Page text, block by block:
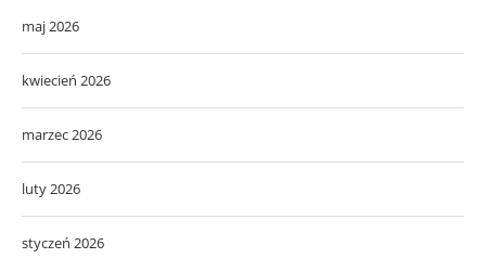
maj 2026
kwiecień 2026
marzec 2026
luty 2026
styczeń 2026